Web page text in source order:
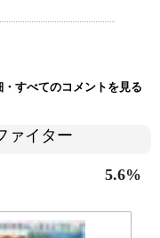
すべてのコメントを見る
ァイター
5.6%